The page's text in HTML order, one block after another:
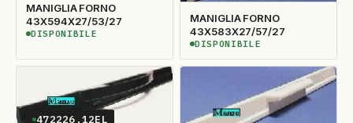
MANIGLIA FORNO
43X594X27/53/27
DISPONIBILE
DISPONIBILE
MANIGLIA FORNO
43X583X27/57/27
DISPONIBILE
DISPONIBILE
472226.12EL